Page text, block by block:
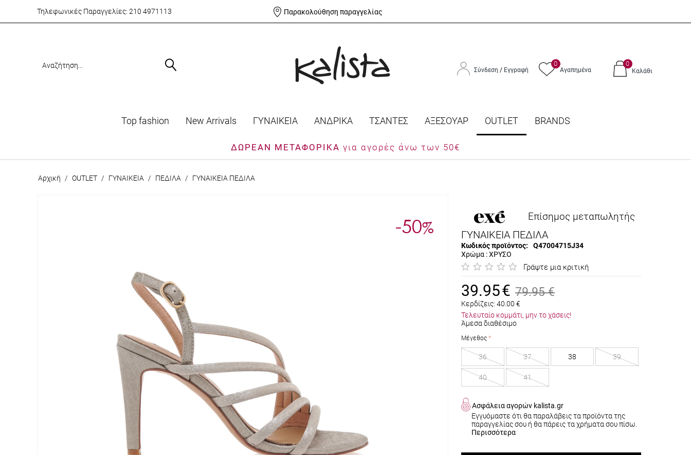
Τηλεφωνικές Παραγγελίες: 210 4971113 Παρακολούθηση παραγγελίας
Σύνδεση / Εγγραφή
0
Αγαπημένα
0
Καλάθι
Top fashion Νew Arrivals ΓΥΝΑΙΚΕΙΑ ΑΝΔΡΙΚΑ ΤΣΑΝΤΕΣ ΑΞΕΣΟΥΑΡ OUTLET BRANDS
ΔΩΡΕΑΝ ΜΕΤΑΦΟΡΙΚΑ για αγορές άνω των 50€
Αρχική / OUTLET / ΓΥΝΑΙΚΕΙΑ / ΠΕΔΙΛΑ / ΓΥΝΑΙΚΕΙΑ ΠΕΔΙΛΑ
-50%
Επίσημος μεταπωλητής
ΓΥΝΑΙΚΕΙΑ ΠΕΔΙΛΑ
Κωδικός προϊόντος:
Q47004715J34
Χρώμα : ΧΡΥΣΟ
Γράψτε μια κριτική
39.95€ 79.95 €
Κερδίζεις: 40.00 €
Τελευταίο κομμάτι, μην το χάσεις!
Άμεσα διαθέσιμο
Μέγεθος
36 37 38 39
40 41
Ασφάλεια αγορών kalista.gr
Εγγυόμαστε ότι θα παραλάβεις τα προϊόντα της
παραγγελίας σου ή θα πάρεις τα χρήματα σου πίσω.
Περισσότερα